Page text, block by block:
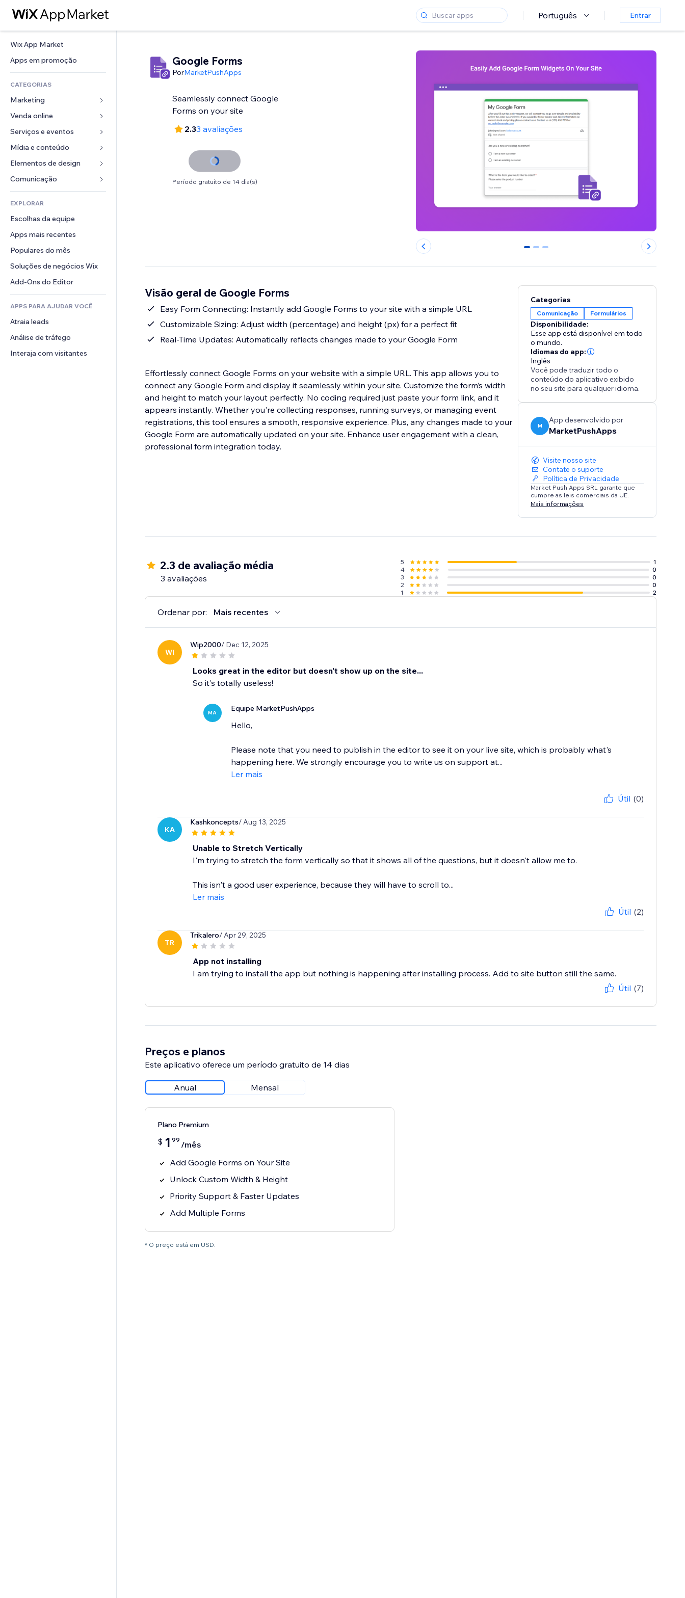
Português Entrar
Wix App Market
Apps em promoção
CATEGORIAS
Marketing
Anúncios
Mobile
Análises
Listas do site
Email
Venda online
Apps para lojas
Frete e entrega
Botões de venda
Contabilidade
Cupons e fidelidade
Soluções de armazenamento
Serviços e eventos
Hotéis
Eventos
Restaurantes
Imobiliária
Meus agendamentos
Mídia e conteúdo
Galeria
Músicas
Podcasts
Fotografia
Vídeo
PDF
Compartilhamento de arquivos
Notícias
Elementos de design
Mapas e navegação
Privacidade e segurança
Relógio
Templates de página
Efeitos de imagem
Botões e menus
Banners e selos
Calculadoras
Busca
Previsão do tempo
Tabelas e gráficos
Formulários
Enquetes
Chat
Comentários
Telefone
Comunidade
Avaliações e depoimentos
CRM
EXPLORAR
Escolhas da equipe
Apps mais recentes
Populares do mês
Soluções de negócios Wix
Add-Ons do Editor
APPS PARA AJUDAR VOCÊ
Atraia leads
Análise de tráfego
Interaja com visitantes
Google Forms
PorMarketPushApps
Seamlessly connect Google
Forms on your site
2.33 avaliações
Período gratuito de 14 dia(s)
0 1 2
Visão geral de Google Forms
Easy Form Connecting: Instantly add Google Forms to your site with a simple URL
Customizable Sizing: Adjust width (percentage) and height (px) for a perfect fit
Real-Time Updates: Automatically reflects changes made to your Google Form
Effortlessly connect Google Forms on your website with a simple URL. This app allows you to
connect any Google Form and display it seamlessly within your site. Customize the form’s width
and height to match your layout perfectly. No coding required just paste your form link, and it
appears instantly. Whether you're collecting responses, running surveys, or managing event
registrations, this tool ensures a smooth, responsive experience. Plus, any changes made to your
Google Form are automatically updated on your site. Enhance user engagement with a clean,
professional form integration today.
Categorias
Comunicação Formulários
Disponibilidade:
Esse app está disponível em todo
o mundo.
Idiomas do app:
Inglês
Você pode traduzir todo o
conteúdo do aplicativo exibido
no seu site para qualquer idioma.
M
App desenvolvido por
MarketPushApps
Visite nosso site
Contate o suporte
Política de Privacidade
Market Push Apps SRL garante que
cumpre as leis comerciais da UE.
Mais informações
2.3 de avaliação média
3 avaliações
5
1
4
0
3
0
2
0
1
2
Ordenar por: Mais recentes
WI
Wip2000/ Dec 12, 2025
Looks great in the editor but doesn't show up on the site...
So it's totally useless!
MA Equipe MarketPushApps
Hello,
Please note that you need to publish in the editor to see it on your live site, which is probably what's
happening here. We strongly encourage you to write us on support at...
Ler mais
Útil (0)
KA
Kashkoncepts/ Aug 13, 2025
Unable to Stretch Vertically
I'm trying to stretch the form vertically so that it shows all of the questions, but it doesn't allow me to.
This isn't a good user experience, because they will have to scroll to...
Ler mais
Útil (2)
TR
Trikalero/ Apr 29, 2025
App not installing
I am trying to install the app but nothing is happening after installing process. Add to site button still the same.
Útil (7)
Preços e planos
Este aplicativo oferece um período gratuito de 14 dias
Anual Mensal
Plano Premium
$ 1 99 /mês
Add Google Forms on Your Site
Unlock Custom Width & Height
Priority Support & Faster Updates
Add Multiple Forms
* O preço está em USD.